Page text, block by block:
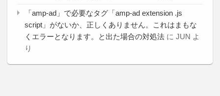
「amp-ad」で必要なタグ「amp-ad extension .js
script」がないか、正しくありません。これはまもな
くエラーとなります。と出た場合の対処法 に JUN よ
り